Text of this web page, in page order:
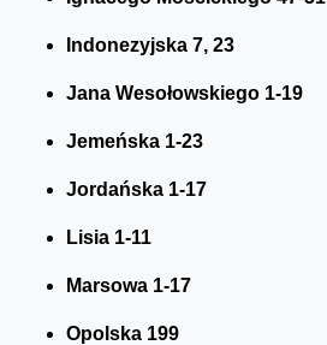
Indonezyjska 7, 23
Jana Wesołowskiego 1-19
Jemeńska 1-23
Jordańska 1-17
Lisia 1-11
Marsowa 1-17
Opolska 199